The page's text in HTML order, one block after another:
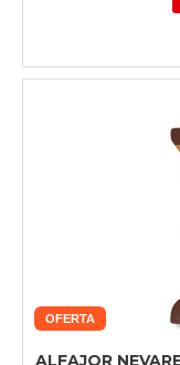
OFERTA